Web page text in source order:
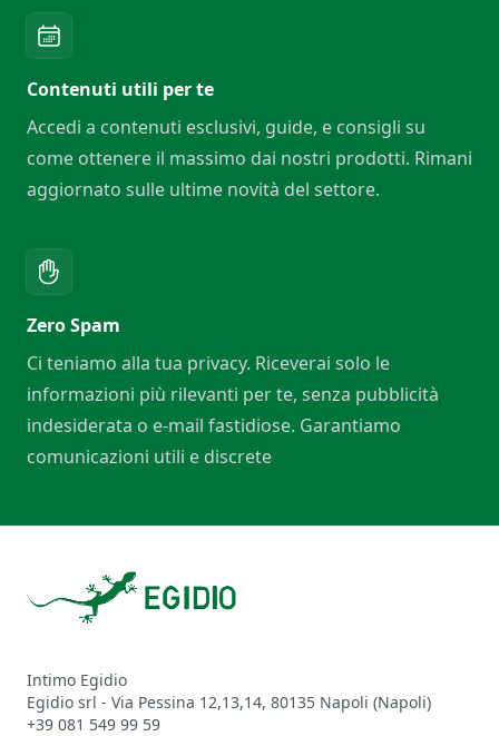
Contenuti utili per te
Accedi a contenuti esclusivi, guide, e consigli su
come ottenere il massimo dai nostri prodotti. Rimani
aggiornato sulle ultime novità del settore.
Zero Spam
Ci teniamo alla tua privacy. Riceverai solo le
informazioni più rilevanti per te, senza pubblicità
indesiderata o e-mail fastidiose. Garantiamo
comunicazioni utili e discrete
Intimo Egidio
Egidio srl - Via Pessina 12,13,14, 80135 Napoli (Napoli)
+39 081 549 99 59